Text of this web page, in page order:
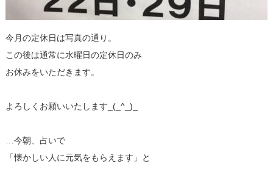
今月の定休日は写真の通り。
この後は通常に水曜日の定休日のみ
お休みをいただきます。
よろしくお願いいたします_(_^_)_
…今朝、占いで
「懐かしい人に元気をもらえます」と